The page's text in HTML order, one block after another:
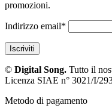
promozioni.
Indirizzo email*
© Digital Song. Tutto il
Licenza SIAE n° 3021/I/
Metodo di pagamento